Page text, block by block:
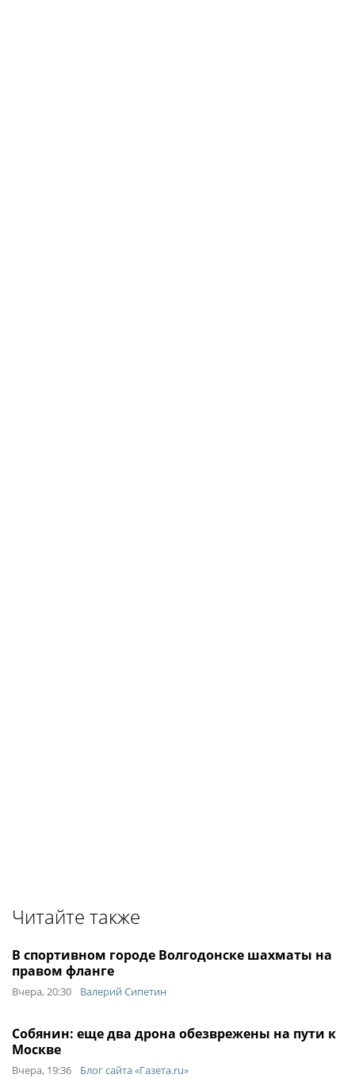
Читайте также
В спортивном городе Волгодонске шахматы на
правом фланге
Вчера, 20:30 Валерий Сипетин
Собянин: еще два дрона обезврежены на пути к
Москве
Вчера, 19:36 Блог сайта «Газета.ru»